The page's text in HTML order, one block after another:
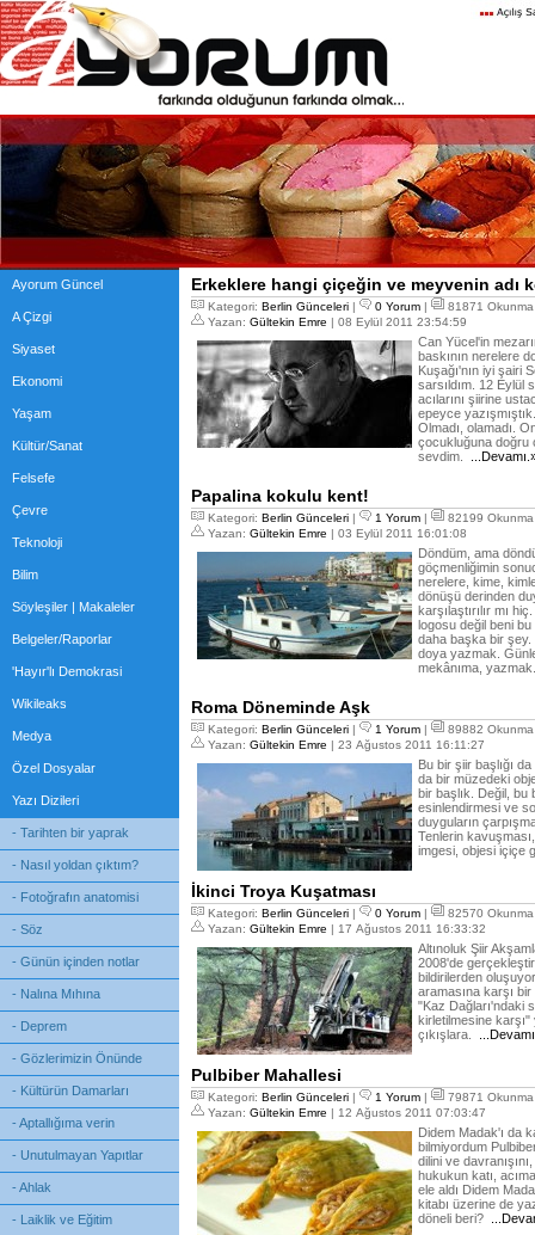
Ayorum Güncel
A Çizgi
Siyaset
Ekonomi
Yaşam
Kültür/Sanat
Felsefe
Çevre
Teknoloji
Bilim
Söyleşiler | Makaleler
Belgeler/Raporlar
'Hayır'lı Demokrasi
Wikileaks
Medya
Özel Dosyalar
Yazı Dizileri
- Tarihten bir yaprak
- Nasıl yoldan çıktım?
- Fotoğrafın anatomisi
- Söz
- Günün içinden notlar
- Nalına Mıhına
- Deprem
- Gözlerimizin Önünde
- Kültürün Damarları
- Aptallığıma verin
- Unutulmayan Yapıtlar
- Ahlak
- Laiklik ve Eğitim
Erkeklere hangi çiçeğin ve meyvenin adı
Kategori: Berlin Günceleri | 0 Yorum |
81871 Okunma
Yazan: Gültekin Emre | 08 Eylül 2011 23:54:59
Can Yücel'in
baskının nerelere
Kuşağı'nın iyi şairi
sarsıldım. 12 Eylül
acılarını şiirine
epeyce
Olmadı, olamadı.
çocukluğuna doğru
sevdim.
Papalina kokulu kent!
Kategori: Berlin Günceleri | 1 Yorum |
82199 Okunma
Yazan: Gültekin Emre | 03 Eylül 2011 16:01:08
Döndüm, ama
göçmenliğimin
nerelere, kime,
dönüşü derinden
karşılaştırılır mı
logosu değil beni
daha başka bir şey.
doya yazmak.
mekânıma,
Roma Döneminde Aşk
Kategori: Berlin Günceleri | 1 Yorum |
89882 Okunma
Yazan: Gültekin Emre | 23 Ağustos 2011 16:11:27
Bu bir şiir başlığı
da bir müzedeki
bir başlık. Değil, bu
esinlendirmesi ve
duyguların
Tenlerin
imgesi, objesi içiçe
İkinci Troya Kuşatması
Kategori: Berlin Günceleri | 0 Yorum |
82570 Okunma
Yazan: Gültekin Emre | 17 Ağustos 2011 16:33:32
Altınoluk Şiir
2008'de
bildirilerden
aramasına karşı
"Kaz Dağları'ndaki
kirletilmesine
çıkışlara.
Pulbiber Mahallesi
Kategori: Berlin Günceleri | 1 Yorum |
79871 Okunma
Yazan: Gültekin Emre | 12 Ağustos 2011 07:03:47
Didem Madak'ı da
bilmiyordum
dilini ve
hukukun katı,
ele aldı Didem
kitabı üzerine de
döneli beri?